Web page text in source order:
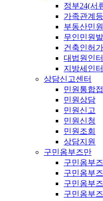
정부24(서
가족관계
부동산민
무인민원발
건축인허
대법원인
지방세인
상담신고센터
민원통합
민원상담
민원신고
민원신청
민원조회
상담지원
구민옴부즈만
구민옴부
구민옴부
구민옴부
구민옴부